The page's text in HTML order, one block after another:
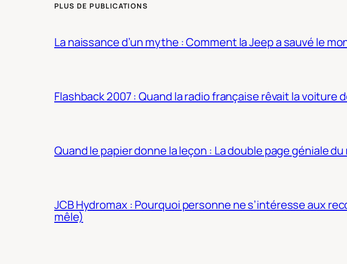
PLUS DE PUBLICATIONS
La naissance d’un mythe : Comment la Jeep a sauvé le
Flashback 2007 : Quand la radio française rêvait la voiture
Quand le papier donne la leçon : La double page géniale
JCB Hydromax : Pourquoi personne ne s’intéresse aux
mêle)